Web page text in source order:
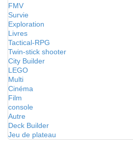
FMV
Survie
Exploration
Livres
Tactical-RPG
Twin-stick shooter
City Builder
LEGO
Multi
Cinéma
Film
console
Autre
Deck Builder
Jeu de plateau